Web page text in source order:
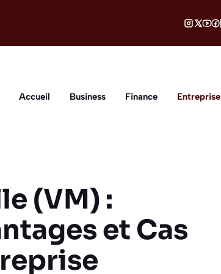
Accueil Business Finance Entreprise
(VM) :
et Cas